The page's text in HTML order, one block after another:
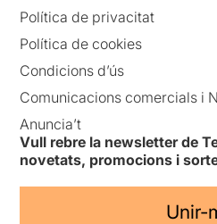
Política de privacitat
Política de cookies
Condicions d’ús
Comunicacions comercials i
Anuncia’t
Vull rebre la newsletter de
novetats, promocions i
Unir-